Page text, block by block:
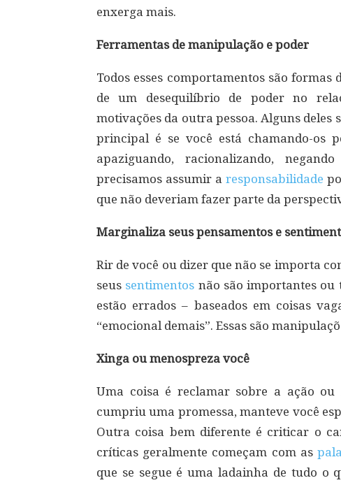
enxerga mais.
Ferramentas de manipulação e poder
Todos esses comportamentos são
de um desequilíbrio de poder no
motivações da outra pessoa. Alguns deles
principal é se você está chamando-os
apaziguando, racionalizando,
precisamos assumir a responsabilidade
que não deveriam fazer parte da
Marginaliza seus pensamentos e
Rir de você ou dizer que não se importa
seus sentimentos não são importantes ou
estão errados – baseados em coisas
“emocional demais”. Essas são
Xinga ou menospreza você
Uma coisa é reclamar sobre a ação
cumpriu uma promessa, manteve você
Outra coisa bem diferente é criticar o
críticas geralmente começam com as
que se segue é uma ladainha de tudo o